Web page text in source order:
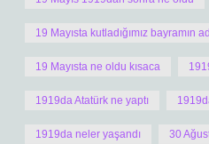
19 Mayısta kutladığımız bayramın
19 Mayısta ne oldu kısaca
1919da Atatürk ne yaptı
1919da neler yaşandı 30